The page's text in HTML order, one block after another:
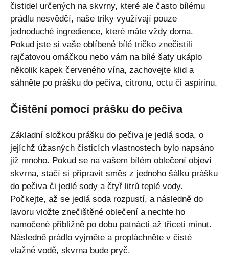
čistidel určených na skvrny, které ale často bílému
prádlu nesvědčí, naše triky využívají pouze
jednoduché ingredience, které máte vždy doma.
Pokud jste si vaše oblíbené bílé tričko znečistili
rajčatovou omáčkou nebo vám na bílé šaty ukáplo
několik kapek červeného vína, zachovejte klid a
sáhněte po prášku do pečiva, citronu, octu či aspirinu.
Čištění pomocí prášku do pečiva
Základní složkou prášku do pečiva je jedlá soda, o
jejíchž úžasných čisticích vlastnostech bylo napsáno
již mnoho. Pokud se na vašem bílém oblečení objeví
skvrna, stačí si připravit směs z jednoho šálku prášku
do pečiva či jedlé sody a čtyř litrů teplé vody.
Počkejte, až se jedlá soda rozpustí, a následně do
lavoru vložte znečištěné oblečení a nechte ho
namočené přibližně po dobu patnácti až třiceti minut.
Následně prádlo vyjměte a propláchněte v čisté
vlažné vodě, skvrna bude pryč.